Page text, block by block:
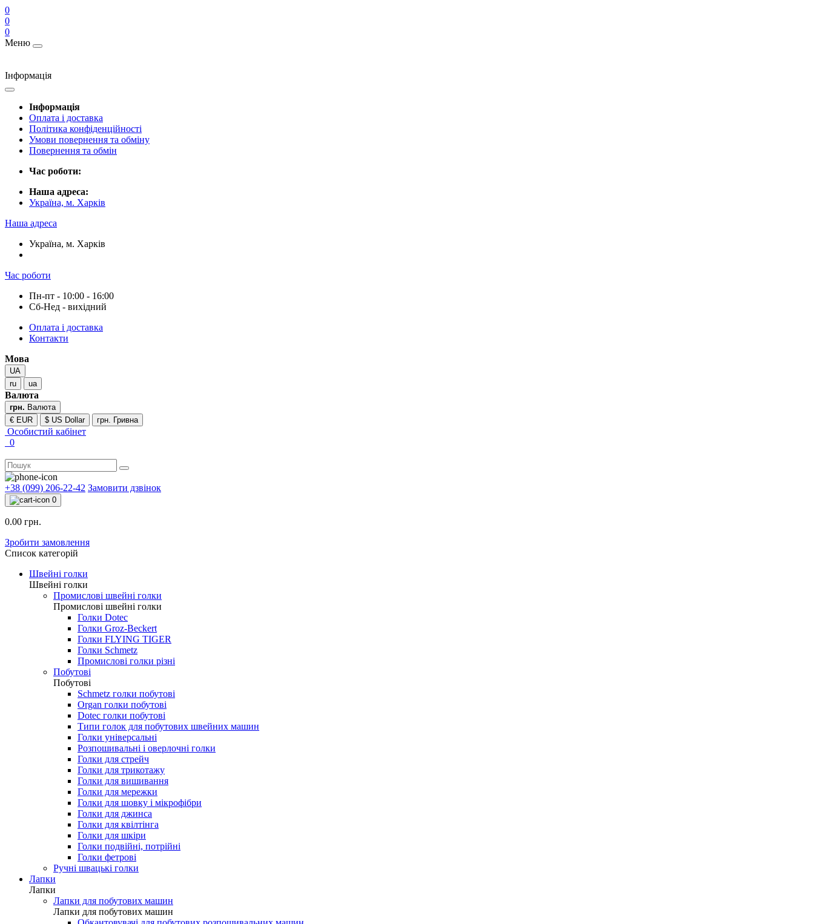
0
0
0
Меню
Інформація
Інформація
Оплата і доставка
Політика конфіденційності
Умови повернення та обміну
Повернення та обмін
Час роботи:
Наша адреса:
Україна, м. Харків
Наша адреса
Україна, м. Харків
Час роботи
Пн-пт - 10:00 - 16:00
Сб-Нед - вихідний
Оплата і доставка
Контакти
Мова
UA
ru
ua
Валюта
грн. Валюта
€ EUR
$ US Dollar грн. Гривна
Особистий кабінет
0
+38 (099) 206-22-42
0.00 грн.
Зробити замовлення
Список категорій
Швейні голки
Швейні голки
Промислові швейні голки
Промислові швейні голки
Голки Dotec
Голки Groz-Beckert
Голки FLYING TIGER
Голки Schmetz
Промислові голки різні
Побутові
Побутові
Schmetz голки побутові
Organ голки побутові
Dotec голки побутові
Типи голок для побутових швейних машин
Голки універсальні
Розпошивальні і оверлочні голки
Голки для стрейч
Голки для трикотажу
Голки для вишивання
Голки для мережки
Голки для шовку і мікрофібри
Голки для джинса
Голки для квілтінга
Голки для шкіри
Ручні швацькі голки
Лапки